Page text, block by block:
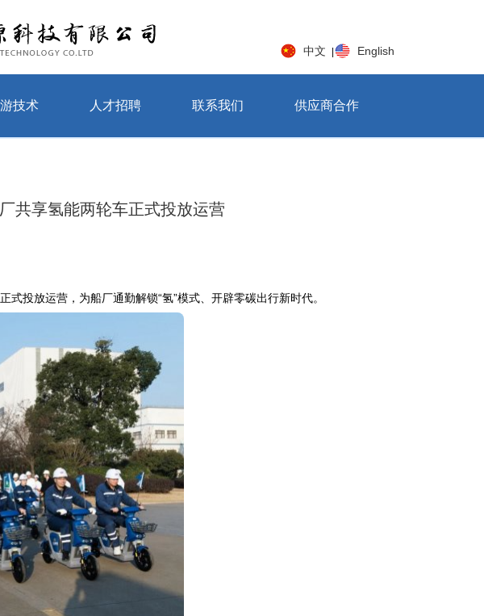
中文 | English
技术 人才招聘 联系我们 供应商合作
共享氢能两轮车正式投放运营
投放运营，为船厂通勤解锁“氢”模式、开辟零碳出行新时代。